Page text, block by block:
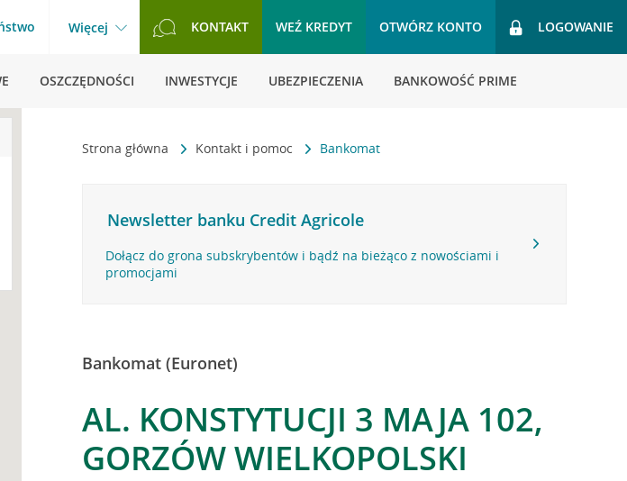
Więcej KONTAKT WEŹ KREDYT OTWÓRZ KONTO LOGOWANIE
OSZCZĘDNOŚCI INWESTYCJE UBEZPIECZENIA BANKOWOŚĆ PRIME
Strona główna Kontakt i pomoc Bankomat
Newsletter banku Credit Agricole
Dołącz do grona subskrybentów i bądź na bieżąco z nowościami i
promocjami
Bankomat (Euronet)
AL. KONSTYTUCJI 3 MAJA 102,
GORZÓW WIELKOPOLSKI